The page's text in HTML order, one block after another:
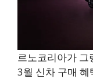
르노코리아가 그
3월 신차 구매 혜